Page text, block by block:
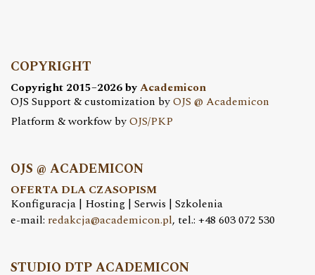
COPYRIGHT
Copyright 2015–2026 byAcademicon
OJS Support & customization byOJS @ Academicon
Platform & workfow byOJS/PKP
OJS @ ACADEMICON
OFERTA DLA CZASOPISM
Konfiguracja | Hosting | Serwis | Szkolenia
e-mail: redakcja@academicon.pl, tel.: +48 603 072 530
STUDIO DTP ACADEMICON